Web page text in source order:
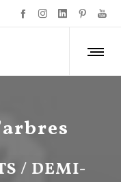
/ DEMI-